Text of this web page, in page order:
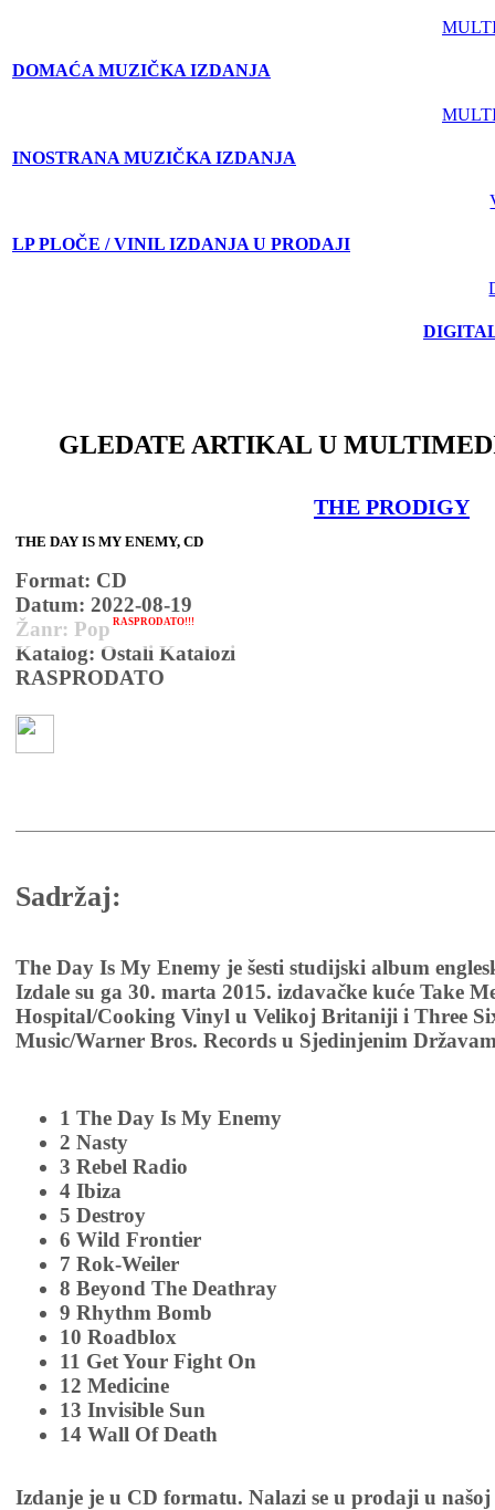
DOMAĆA MUZIČKA IZDANJA
INOSTRANA MUZIČKA IZDANJA
LP PLOČE / VINIL IZDANJA U PRODAJI
GLEDATE ARTIKAL U
RASPRODATO!!!
THE PRODIGY
THE DAY IS MY ENEMY, CD
Format: CD
Datum: 2022-08-19
Žanr: Pop
Katalog: Ostali Katalozi
RASPRODATO
Sadržaj:
The Day Is My Enemy je šesti studijski album
Izdale su ga 30. marta 2015. izdavačke kuće Take
Hospital/Cooking Vinyl u Velikoj Britaniji i Three
Music/Warner Bros. Records u Sjedinjenim
1 The Day Is My Enemy
2 Nasty
3 Rebel Radio
4 Ibiza
5 Destroy
6 Wild Frontier
7 Rok-Weiler
8 Beyond The Deathray
9 Rhythm Bomb
10 Roadblox
11 Get Your Fight On
12 Medicine
13 Invisible Sun
14 Wall Of Death
Izdanje je u CD formatu. Nalazi se u prodaji u